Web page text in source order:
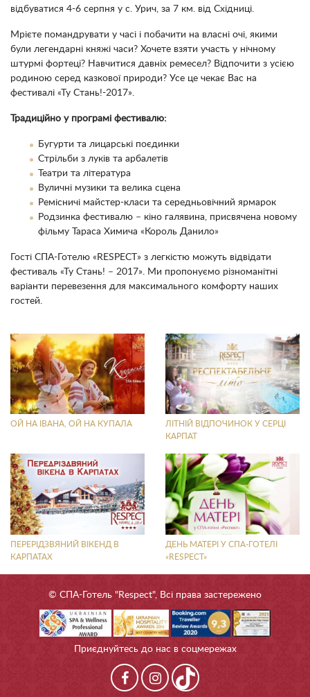
відбуватися 4-6 серпня у с. Урич, за 7 км. від Східниці.
Мрієте помандрувати у часі і побачити на власні очі, якими
були легендарні княжі часи? Хочете взяти участь у нічному
штурмі фортеці? Навчитися давніх ремесел? Відпочити з усією
родиною серед казкової природи? Усе це чекає Вас на
фестивалі «Ту Стань!-2017».
Традиційно у програмі фестивалю:
Бугурти та лицарські поєдинки
Стрільби з луків та арбалетів
Театри та література
Вуличні музики та велика сцена
Ремісничі майстер-класи та середньовічний ярмарок
Родзинка фестивалю – кіно галявина, присвячена новому
фільму Тараса Химича «Король Данило»
Гості СПА-Готелю « RESPECT » з легкістю можуть відвідати
фестиваль «Ту Стань! – 2017». Ми пропонуємо різноманітні
варіанти перевезення для максимального комфорту наших
гостей.
ОЙ НА ІВАНА, ОЙ НА КУПАЛА
ЛІТНІЙ ВІДПОЧИНОК У СЕРЦІ
КАРПАТ
ПЕРЕРІДЗВЯНИЙ ВІКЕНД В
КАРПАТАХ
ДЕНЬ МАТЕРІ У СПА-ГОТЕЛІ
«RESPECT»
© СПА-Готель "Respect", Всі права застережено
Приєднуйтесь до нас в соцмережах